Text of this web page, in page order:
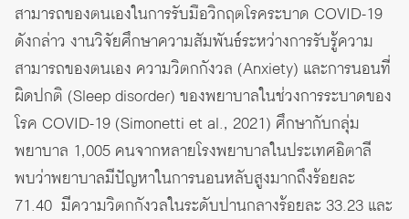
สามารถของตนเองในการรับมือวิกฤตโรคระบาด COVID-19
ดังกล่าว งานวิจัยศึกษาความสัมพันธ์ระหว่างการรับรู้ความ
สามารถของตนเอง ความวิตกกังวล (Anxiety) และการนอนที่
ผิดปกติ (Sleep disorder) ของพยาบาลในช่วงการระบาดของ
โรค COVID-19 (Simonetti et al., 2021) ศึกษากับกลุ่ม
พยาบาล 1,005 คนจากหลายโรงพยาบาลในประเทศอิตาลี
พบว่าพยาบาลมีปัญหาในการนอนหลับสูงมากถึงร้อยละ
71.40 มีความวิตกกังวลในระดับปานกลางร้อยละ 33.23 และ